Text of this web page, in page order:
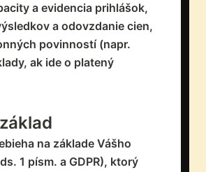
a evidencia prihlášok,
a odovzdanie cien,
povinností (napr.
ak ide o platený
na základe Vášho
1 písm. a GDPR), ktorý